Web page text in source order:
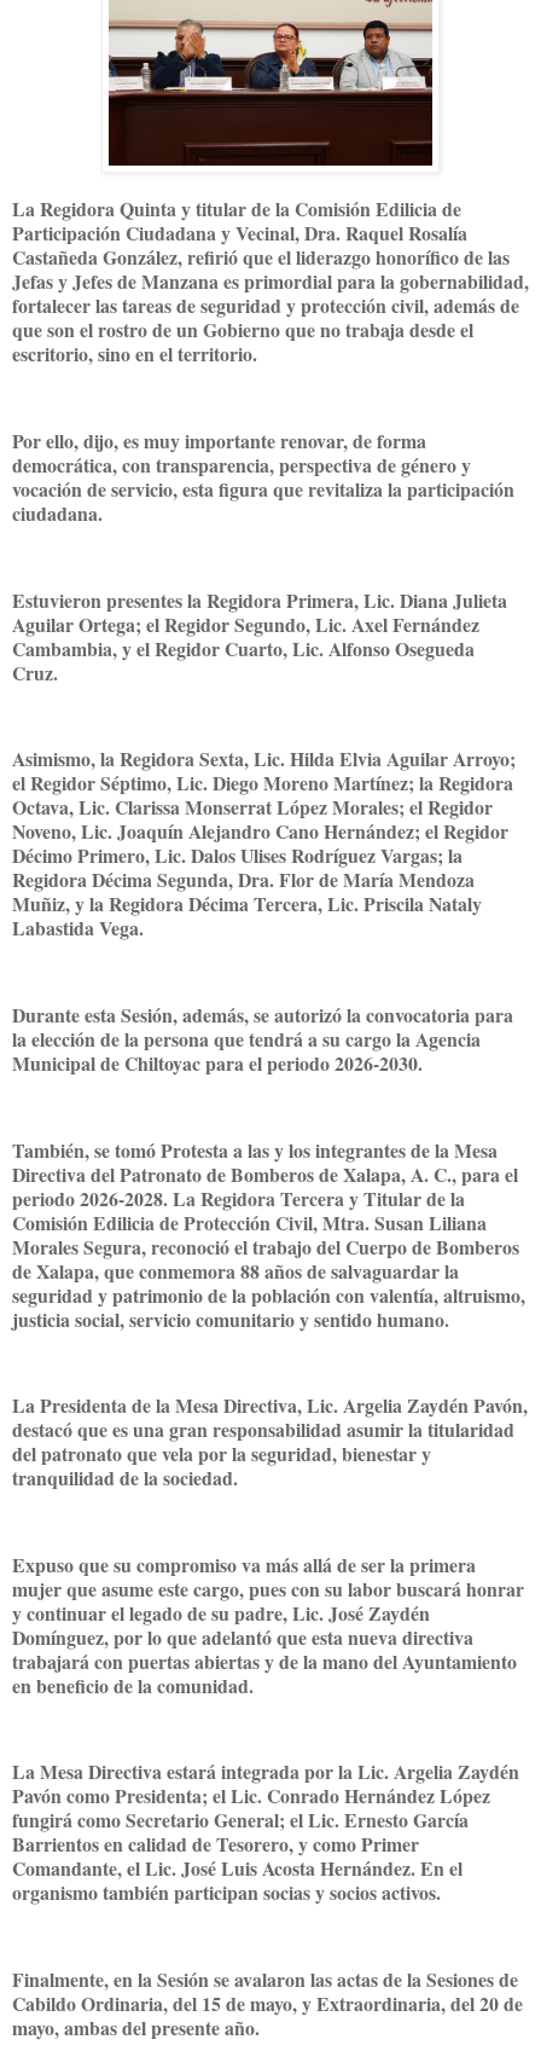
La Regidora Quinta y titular de la Comisión Edilicia de
Participación Ciudadana y Vecinal, Dra. Raquel Rosalía
Castañeda González, refirió que el liderazgo honorífico de las
Jefas y Jefes de Manzana es primordial para la gobernabilidad,
fortalecer las tareas de seguridad y protección civil, además de
que son el rostro de un Gobierno que no trabaja desde el
escritorio, sino en el territorio.
Por ello, dijo, es muy importante renovar, de forma
democrática, con transparencia, perspectiva de género y
vocación de servicio, esta figura que revitaliza la participación
ciudadana.
Estuvieron presentes la Regidora Primera, Lic. Diana Julieta
Aguilar Ortega; el Regidor Segundo, Lic. Axel Fernández
Cambambia, y el Regidor Cuarto, Lic. Alfonso Osegueda
Cruz.
Asimismo, la Regidora Sexta, Lic. Hilda Elvia Aguilar Arroyo;
el Regidor Séptimo, Lic. Diego Moreno Martínez; la Regidora
Octava, Lic. Clarissa Monserrat López Morales; el Regidor
Noveno, Lic. Joaquín Alejandro Cano Hernández; el Regidor
Décimo Primero, Lic. Dalos Ulises Rodríguez Vargas; la
Regidora Décima Segunda, Dra. Flor de María Mendoza
Muñiz, y la Regidora Décima Tercera, Lic. Priscila Nataly
Labastida Vega.
Durante esta Sesión, además, se autorizó la convocatoria para
la elección de la persona que tendrá a su cargo la Agencia
Municipal de Chiltoyac para el periodo 2026-2030.
También, se tomó Protesta a las y los integrantes de la Mesa
Directiva del Patronato de Bomberos de Xalapa, A. C., para el
periodo 2026-2028. La Regidora Tercera y Titular de la
Comisión Edilicia de Protección Civil, Mtra. Susan Liliana
Morales Segura, reconoció el trabajo del Cuerpo de Bomberos
de Xalapa, que conmemora 88 años de salvaguardar la
seguridad y patrimonio de la población con valentía, altruismo,
justicia social, servicio comunitario y sentido humano.
La Presidenta de la Mesa Directiva, Lic. Argelia Zaydén Pavón,
destacó que es una gran responsabilidad asumir la titularidad
del patronato que vela por la seguridad, bienestar y
tranquilidad de la sociedad.
Expuso que su compromiso va más allá de ser la primera
mujer que asume este cargo, pues con su labor buscará honrar
y continuar el legado de su padre, Lic. José Zaydén
Domínguez, por lo que adelantó que esta nueva directiva
trabajará con puertas abiertas y de la mano del Ayuntamiento
en beneficio de la comunidad.
La Mesa Directiva estará integrada por la Lic. Argelia Zaydén
Pavón como Presidenta; el Lic. Conrado Hernández López
fungirá como Secretario General; el Lic. Ernesto García
Barrientos en calidad de Tesorero, y como Primer
Comandante, el Lic. José Luis Acosta Hernández. En el
organismo también participan socias y socios activos.
Finalmente, en la Sesión se avalaron las actas de la Sesiones de
Cabildo Ordinaria, del 15 de mayo, y Extraordinaria, del 20 de
mayo, ambas del presente año.